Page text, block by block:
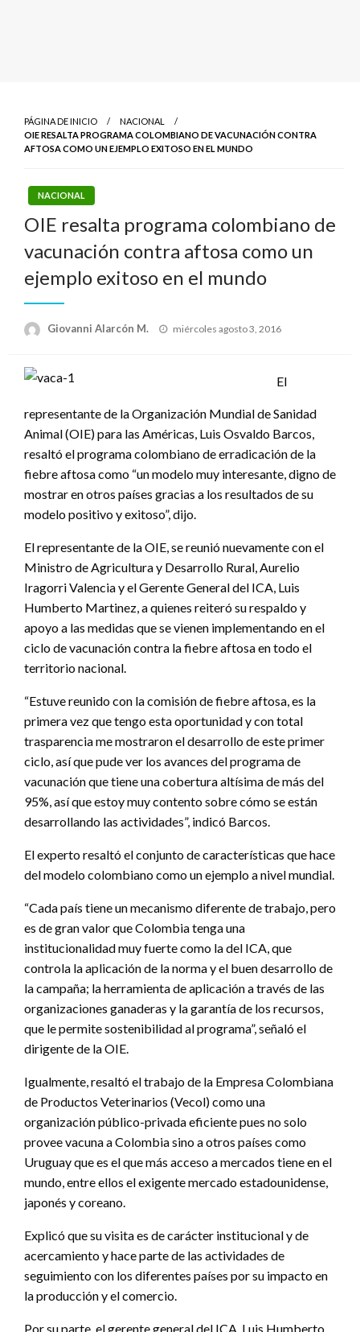
PÁGINA DE INICIO
NACIONAL
OIE RESALTA PROGRAMA COLOMBIANO DE VACUNACIÓN CONTRA
AFTOSA COMO UN EJEMPLO EXITOSO EN EL MUNDO
NACIONAL
OIE resalta programa colombiano de
vacunación contra aftosa como un
ejemplo exitoso en el mundo
Giovanni Alarcón M.
Publicado
miércoles agosto 3, 2016
El
representante de la Organización Mundial de Sanidad
Animal (OIE) para las Américas, Luis Osvaldo Barcos,
resaltó el programa colombiano de erradicación de la
fiebre aftosa como “un modelo muy interesante, digno de
mostrar en otros países gracias a los resultados de su
modelo positivo y exitoso”, dijo.
El representante de la OIE, se reunió nuevamente con el
Ministro de Agricultura y Desarrollo Rural, Aurelio
Iragorri Valencia y el Gerente General del ICA, Luis
Humberto Martinez, a quienes reiteró su respaldo y
apoyo a las medidas que se vienen implementando en el
ciclo de vacunación contra la fiebre aftosa en todo el
territorio nacional.
“Estuve reunido con la comisión de fiebre aftosa, es la
primera vez que tengo esta oportunidad y con total
trasparencia me mostraron el desarrollo de este primer
ciclo, así que pude ver los avances del programa de
vacunación que tiene una cobertura altísima de más del
95%, así que estoy muy contento sobre cómo se están
desarrollando las actividades”, indicó Barcos.
El experto resaltó el conjunto de características que hace
del modelo colombiano como un ejemplo a nivel mundial.
“Cada país tiene un mecanismo diferente de trabajo, pero
es de gran valor que Colombia tenga una
institucionalidad muy fuerte como la del ICA, que
controla la aplicación de la norma y el buen desarrollo de
la campaña; la herramienta de aplicación a través de las
organizaciones ganaderas y la garantía de los recursos,
que le permite sostenibilidad al programa”, señaló el
dirigente de la OIE.
Igualmente, resaltó el trabajo de la Empresa Colombiana
de Productos Veterinarios (Vecol) como una
organización público-privada eficiente pues no solo
provee vacuna a Colombia sino a otros países como
Uruguay que es el que más acceso a mercados tiene en el
mundo, entre ellos el exigente mercado estadounidense,
japonés y coreano.
Explicó que su visita es de carácter institucional y de
acercamiento y hace parte de las actividades de
seguimiento con los diferentes países por su impacto en
la producción y el comercio.
Por su parte, el gerente general del ICA, Luis Humberto